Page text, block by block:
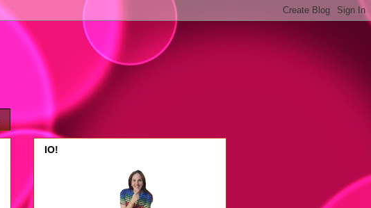
IO!